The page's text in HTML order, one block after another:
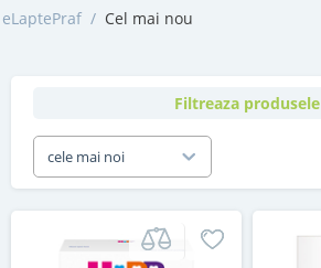
eLaptePraf / Cel mai nou
Filtreaza produsele
cele mai noi